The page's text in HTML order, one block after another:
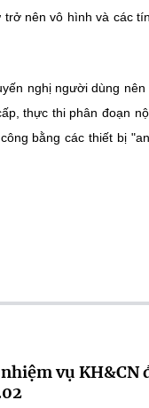
nên vô hình và các
nghị người dùng
thực thi phân đoạn
bằng các thiết bị
vụ KH&CN